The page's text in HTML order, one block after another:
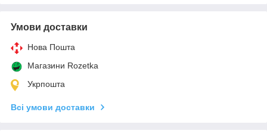
Умови доставки
Нова Пошта
Магазини Rozetka
Укрпошта
Всі умови доставки